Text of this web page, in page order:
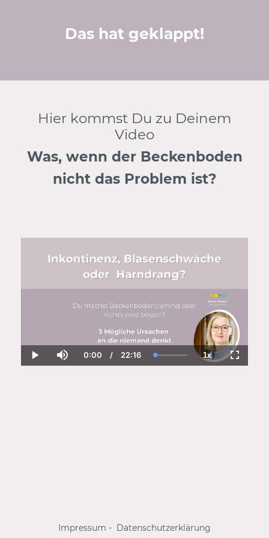
Das hat geklappt!
Hier kommst Du zu Deinem
Video
Was, wenn der Beckenboden
nicht das Problem ist?
Play Mute
Current
Time
0:00 / Duration
22:16 Loaded:
7.93%
1xPlayback
Rate
Impressum - Datenschutzerklärung